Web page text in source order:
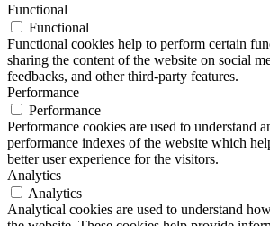
Functional
Functional
Functional cookies help to perform certain
sharing the content of the website on social
feedbacks, and other third-party features.
Performance
Performance
Performance cookies are used to understand
performance indexes of the website which
better user experience for the visitors.
Analytics
Analytics
Analytical cookies are used to understand